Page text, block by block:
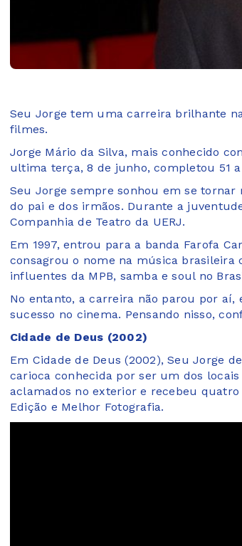
Seu Jorge tem uma carreira brilhante
filmes.
Jorge Mário da Silva, mais conhecido
ultima terça, 8 de junho, completou 51
Seu Jorge sempre sonhou em se tornar
do pai e dos irmãos. Durante a
Companhia de Teatro da UERJ.
Em 1997, entrou para a banda Farofa
consagrou o nome na música
influentes da MPB, samba e soul no
No entanto, a carreira não parou por
sucesso no cinema. Pensando nisso,
Cidade de Deus (2002)
Em Cidade de Deus (2002), Seu Jorge
carioca conhecida por ser um dos
aclamados no exterior e recebeu
Edição e Melhor Fotografia.